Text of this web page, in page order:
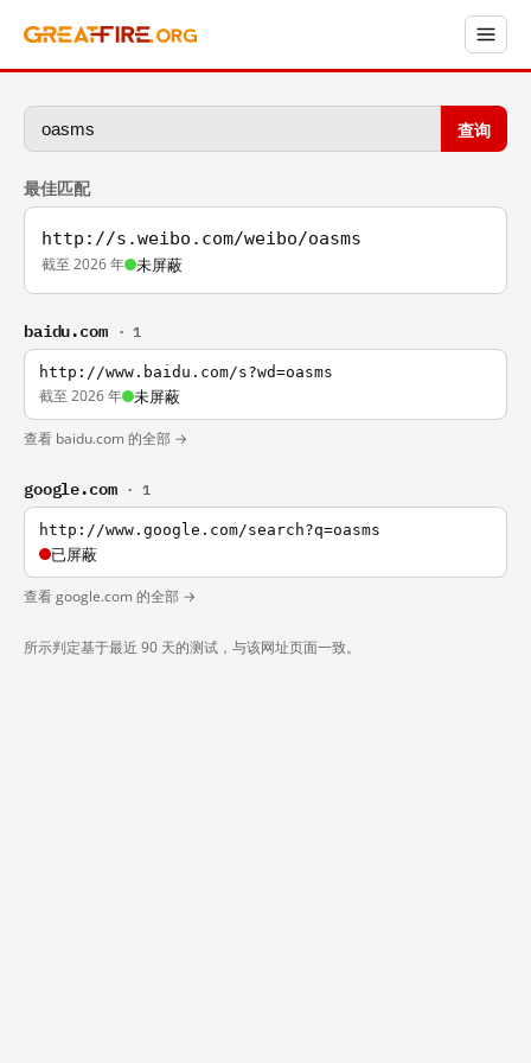
查询
最佳匹配
http://s.weibo.com/weibo/oasms
截至 2026 年 未屏蔽
baidu.com · 1
http://www.baidu.com/s?wd=oasms
截至 2026 年 未屏蔽
查看 baidu.com 的全部 →
google.com · 1
http://www.google.com/search?q=oasms
已屏蔽
查看 google.com 的全部 →
所示判定基于最近 90 天的测试，与该网址页面一致。